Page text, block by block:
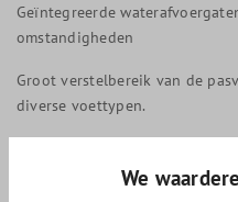
Geïntegreerde
omstandigheden
Groot verstelbereik van de
diverse voettypen.
Het best te combineren met
We